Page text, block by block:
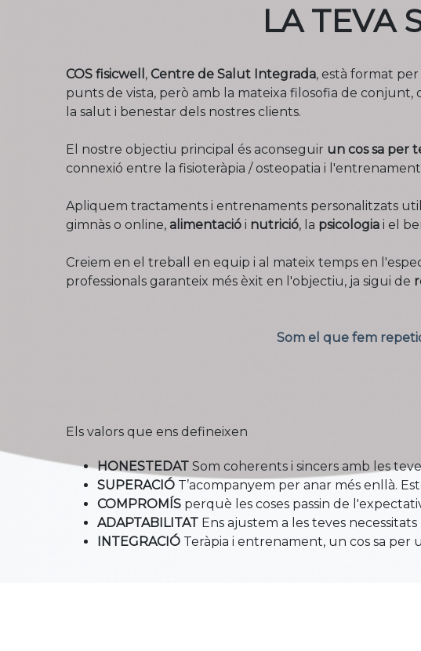
LA TEVA
COS fisicwell , Centre de Salut Integrada, està format
punts de vista, però amb la mateixa filosofia de conjunt,
la salut i benestar dels nostres clients.
El nostre objectiu principal és aconseguir un cos sa per
connexió entre la fisioteràpia / osteopatia i
Apliquem tractaments i entrenaments personalitzats
gimnàs o online, alimentació i nutrició, la psicologia i el
Creiem en el treball en equip i al mateix temps en
professionals garanteix més èxit en l'objectiu, ja sigui de
Som el que fem
Els valors que ens defineixen
HONESTEDAT Som coherents i sincers amb les
SUPERACIÓ T’acompanyem per anar més enllà.
COMPROMÍS perquè les coses passin de
ADAPTABILITAT Ens ajustem a les teves
INTEGRACIÓ Teràpia i entrenament, un cos sa